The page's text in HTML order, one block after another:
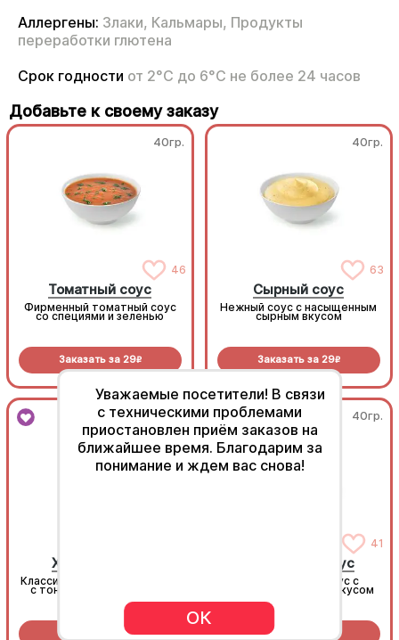
Аллергены: Злаки, Кальмары, Продукты
переработки глютена
Срок годности от 2°С до 6°С не более 24 часов
Добавьте к своему заказу
40гр.
46
Томатный соус
Фирменный томатный соус
со специями и зеленью
Заказать за 29R
40гр.
63
Сырный соус
Нежный соус с насыщенным
сырным вкусом
Заказать за 29R
40гр.
Хондаши соус
Классический японский соус
с тонким рыбным вкусом
29R
40гр.
41
Сливочный соус
Тающий во рту соус с
нежным сливочным вкусом
Заказать за R
Уважаемые посетители! В связи
с техническими проблемами
приостановлен приём заказов на
ближайшее время. Благодарим за
понимание и ждем вас снова!
ОК